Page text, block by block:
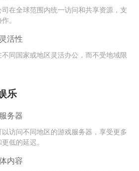
司在全球范围内统一访问和共享资源，支
。
活性
不同国家或地区灵活办公，而不受地域限
乐
务器
访问不同地区的游戏服务器，享受更多
低的延迟。
内容